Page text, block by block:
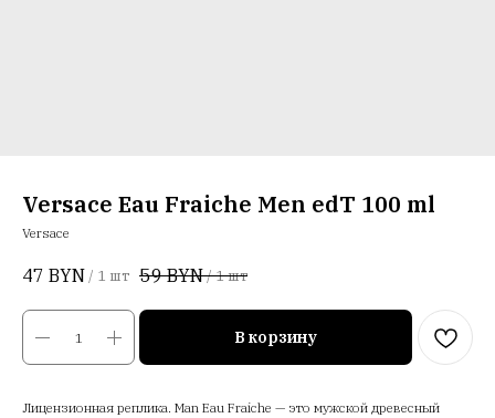
Versace Eau Fraiche Men edT 100 ml
Versace
47 BYN/ 1 шт 59 BYN/1 шт
В корзину
Лицензионная реплика. Man Eau Fraiche — это мужской древесный